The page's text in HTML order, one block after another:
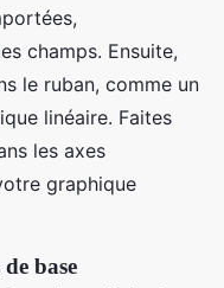
champs. Ensuite,
le ruban, comme un
linéaire. Faites
les axes
graphique
base